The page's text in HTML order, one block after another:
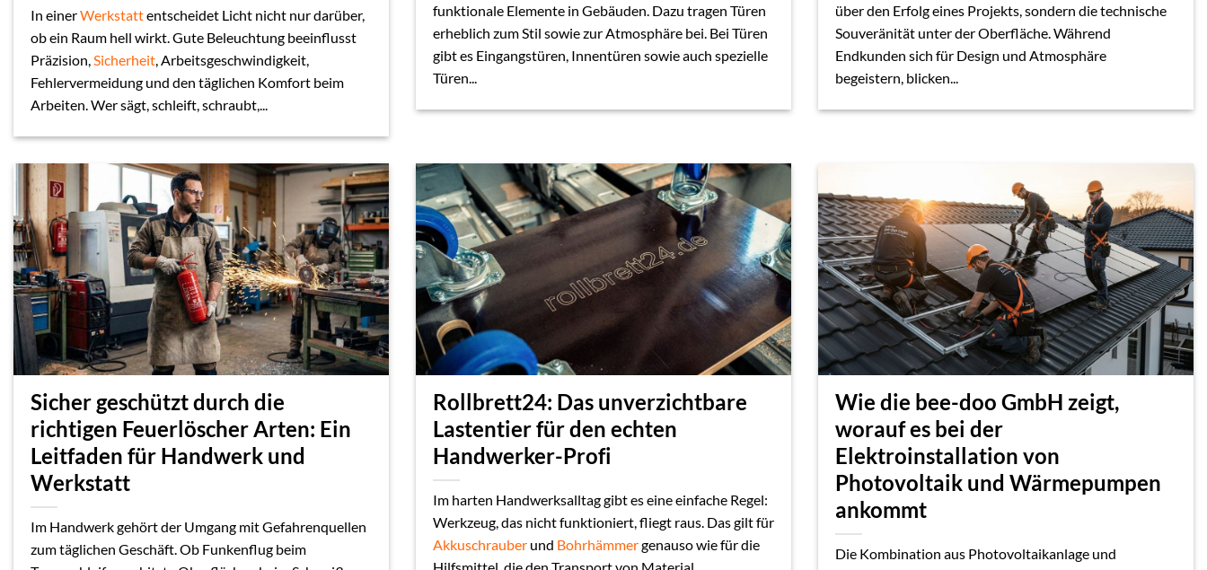
In einerWerkstattentscheidet Licht nicht nur darüber,
ob ein Raum hell wirkt. Gute Beleuchtung beeinflusst
Präzision, Sicherheit , Arbeitsgeschwindigkeit,
Fehlervermeidung und den täglichen Komfort beim
Arbeiten. Wer sägt, schleift, schraubt,...
funktionale Elemente in Gebäuden. Dazu tragen Türen
erheblich zum Stil sowie zur Atmosphäre bei. Bei Türen
gibt es Eingangstüren, Innentüren sowie auch spezielle
Türen...
über den Erfolg eines Projekts, sondern die technische
Souveränität unter der Oberfläche. Während
Endkunden sich für Design und Atmosphäre
begeistern, blicken...
Sicher geschützt durch die
richtigen Feuerlöscher Arten: Ein
Leitfaden für Handwerk und
Werkstatt
Im Handwerk gehört der Umgang mit Gefahrenquellen
zum täglichen Geschäft. Ob Funkenflug beim
Rollbrett24: Das unverzichtbare
Lastentier für den echten
Handwerker-Profi
Im harten Handwerksalltag gibt es eine einfache Regel:
Werkzeug, das nicht funktioniert, fliegt raus. Das gilt für
Akkuschrauber und Bohrhämmergenauso wie für die
Hilfsmittel, die den Transport von Material...
Wie die bee-doo GmbH zeigt,
worauf es bei der
Elektroinstallation von
Photovoltaik und Wärmepumpen
ankommt
Die Kombination aus Photovoltaikanlage und